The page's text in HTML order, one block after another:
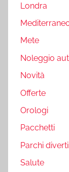
Londra
Mete
Noleggio
Novità
Offerte
Orologi
Pacchetti
Parchi
Salute